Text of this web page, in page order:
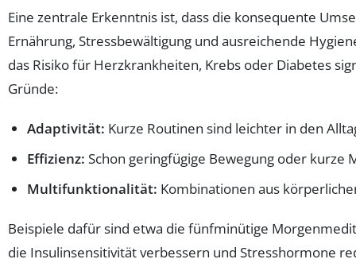
Eine zentrale Erkenntnis ist, dass die konsequente
Ernährung, Stressbewältigung und ausreichende
das Risiko für Herzkrankheiten, Krebs oder Diabetes
Gründe:
Adaptivität: Kurze Routinen sind leichter in den
Effizienz: Schon geringfügige Bewegung oder
Multifunktionalität: Kombinationen aus
Beispiele dafür sind etwa die fünfminütige
die Insulinsensitivität verbessern und Stresshormone